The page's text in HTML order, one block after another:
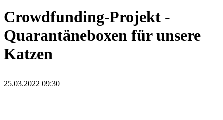
Crowdfunding-Projekt -
Quarantäneboxen für unsere
Katzen
25.03.2022 09:30